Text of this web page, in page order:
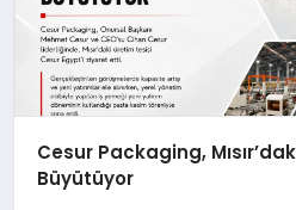
Cesur Packaging,
Büyütüyor